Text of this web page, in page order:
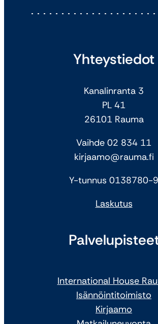
Yhteystiedot
Kanalinranta 3
PL 41
26101 Rauma
Vaihde 02 834 11
kirjaamo@rauma.fi
Y-tunnus 0138780-9
Laskutus
International House
Isännöintitoimisto
Kirjaamo